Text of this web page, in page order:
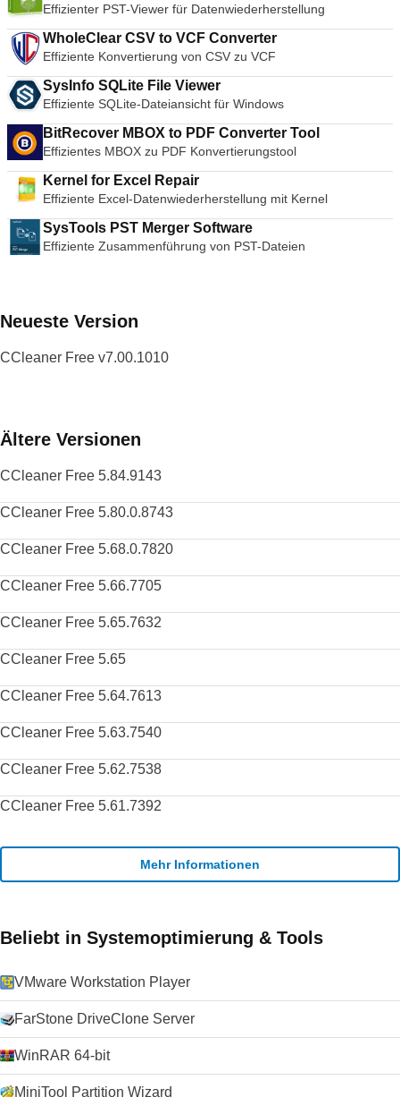
werden kann. Die sichere Überschreibungsfunktion von
Recuva nutzt Industrie- und Militärstandard-Löschtechniken,
um sicherzustellen, dass Ihre Daten so privat wie möglich
bleiben. Insgesamt ist Recuva eine überlegene
Dateiwiederherstellungslösung, die zahlreiche Dateitypen
unterstützt und Ihre Daten von allen wiederbeschreibbaren
Medien wie Speicherkarten, externen Festplatten und USB-
Laufwerken wiederherstellen kann. Es ist leicht, einfach zu
benutzen und, da es von Piriform, den Schöpfern von
Effizienter PST-Viewer für Datenwiederherstellung
WholeClear CSV to VCF Converter
Effiziente Konvertierung von CSV zu VCF
SysInfo SQLite File Viewer
Effiziente SQLite-Dateiansicht für Windows
BitRecover MBOX to PDF Converter Tool
Effizientes MBOX zu PDF Konvertierungstool
Kernel for Excel Repair
Effiziente Excel-Datenwiederherstellung mit Kernel
SysTools PST Merger Software
Effiziente Zusammenführung von PST-Dateien
Neueste Version
CCleaner Free v7.00.1010
Ältere Versionen
CCleaner Free 5.84.9143
CCleaner Free 5.80.0.8743
CCleaner Free 5.68.0.7820
CCleaner Free 5.66.7705
CCleaner Free 5.65.7632
CCleaner Free 5.65
CCleaner Free 5.64.7613
CCleaner Free 5.63.7540
CCleaner Free 5.62.7538
CCleaner Free 5.61.7392
Mehr Informationen
Beliebt in Systemoptimierung & Tools
VMware Workstation Player
FarStone DriveClone Server
WinRAR 64-bit
MiniTool Partition Wizard